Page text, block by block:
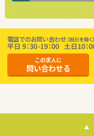
この求人に
問い合わせる